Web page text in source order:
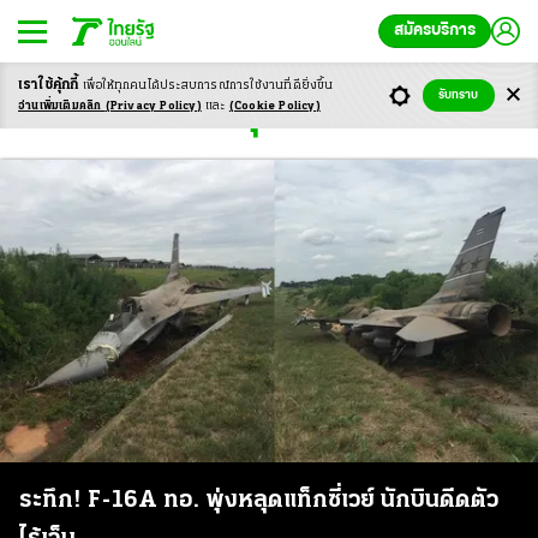
สมัครบริการ
เอฟ16หลุดแท็กซี่เวย์
ระทึก! F-16A ทอ. พุ่งหลุดแท็กซี่เวย์ นักบินดีดตัว
เราใช้คุ้กกี้ เพื่อให้ทุกคนได้ประสบการณ์การใช้งานที่ดียิ่งขึ้น
อ่านเพิ่มเติมคลิก (Privacy Policy) และ (Cookie Policy)
รับทราบ